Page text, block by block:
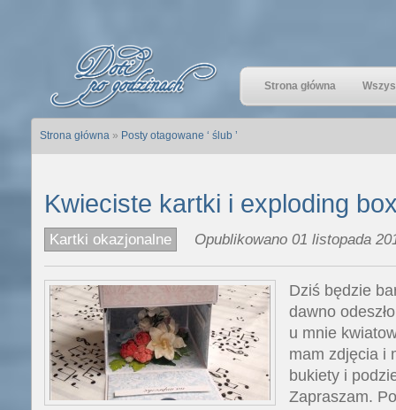
Strona główna
Strona główna» Posty otagowane ‘ ślub ’
Kwieciste kartki i exploding
Kartki okazjonalne Opublikowano 01 listopada
Dziś będzie
dawno
u mnie
mam zdjęcia i
bukiety i
Zapraszam.